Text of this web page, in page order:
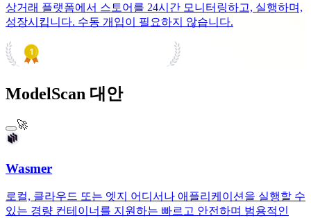
상거래 플랫폼에서 스토어를 24시간 모니터링하고, 실행하며,
성장시킵니다. 수동 개입이 필요하지 않습니다.
ModelScan 대안
🚀
Wasmer
로컬, 클라우드 또는 엣지 어디서나 애플리케이션을 실행할 수
있는 경량 컨테이너를 지원하는 빠르고 안전하며 범용적인